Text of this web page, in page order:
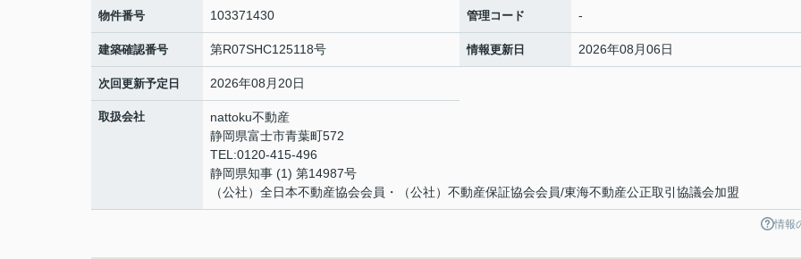
物件番号 103371430 管理コード -
建築確認番号 第R07SHC125118号 情報更新日 2026年08月06日
次回更新予定日 2026年08月20日
取扱会社
nattoku不動産
静岡県富士市青葉町572
TEL:0120-415-496
静岡県知事 (1) 第14987号
（公社）全日本不動産協会会員・（公社）不動産保証協会会員/東海不動産公正取引協議会加盟
情報